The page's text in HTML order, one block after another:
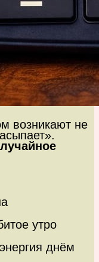
возникают не
утро
днём